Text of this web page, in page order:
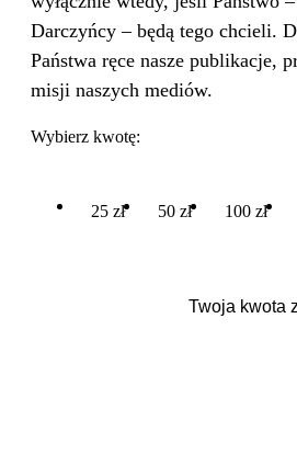
Darczyńcy – będą tego chcieli.
Państwa ręce nasze publikacje,
misji naszych mediów.
Wybierz kwotę:
25 zł 50 zł 100 zł